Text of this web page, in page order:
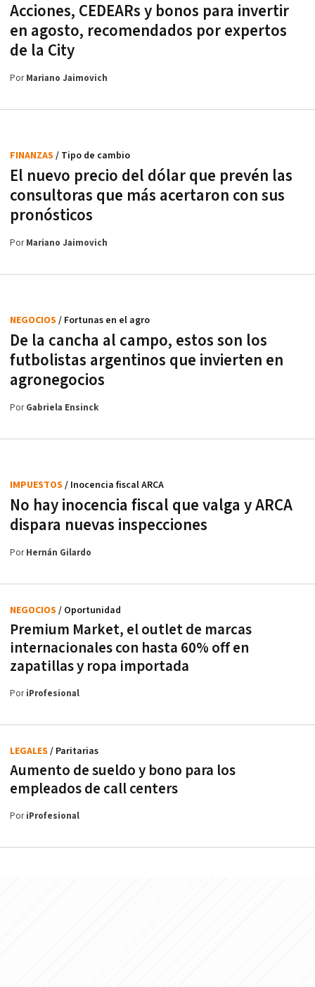
Acciones, CEDEARs y bonos para invertir
en agosto, recomendados por expertos
de la City
PorMariano Jaimovich
El nuevo precio del dólar que prevén las
consultoras que más acertaron con sus
pronósticos
FINANZAS / Tipo de cambio
PorMariano Jaimovich
De la cancha al campo, estos son los
futbolistas argentinos que invierten en
agronegocios
NEGOCIOS / Fortunas en el agro
PorGabriela Ensinck
No hay inocencia fiscal que valga y ARCA
dispara nuevas inspecciones
IMPUESTOS / Inocencia fiscal ARCA
PorHernán Gilardo
Premium Market, el outlet de marcas
internacionales con hasta 60% off en
zapatillas y ropa importada
NEGOCIOS / Oportunidad
PoriProfesional
Aumento de sueldo y bono para los
empleados de call centers
LEGALES / Paritarias
PoriProfesional